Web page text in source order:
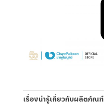
เรื่องน่ารู้เกี่ยวกับผลิตภัณฑ์